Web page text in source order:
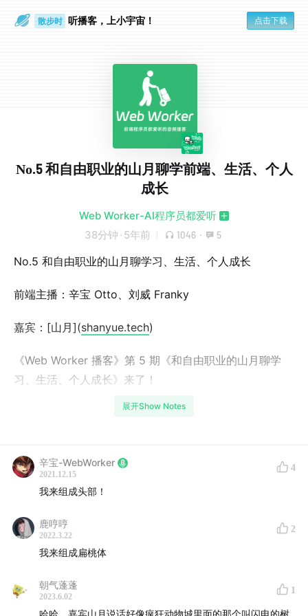
散步时 听播客，上小宇宙！ 点击下载
No.5 和自由职业的山月聊学前端、生活、个人
成长
Web Worker-AI程序员都爱听
38分钟 · 5年前 1046 · 5
No.5 和自由职业的山月聊学习、生活、个人成长
前端主播：辛宝 Otto、刘威 Franky
嘉宾：[山月](shanyue.tech)
《Web Worker 播客》第 5 期《和自由职业的山月聊学
习、生活、个人成长》来了！
目。节目将围绕程序员领域来瞎聊，聊资讯、聊职场、聊
技术选型...... 只要是和 web 开发有关的都可以聊。因为两
wx 粉丝群请加 Otto 微信: xinbao965
00:50 山月的自我介绍，最近忙些什么
展开Show Notes
辛宝-WebWorker
2021.12.15
4
我来组成头部！
鹿哼哼
2022.3.22
2
我来组成扁桃体
朝气蓬蓬
2023.6.02
1
哈哈，嘉宾山月说话好像疯狂动物城里面的那个叫闪电的树